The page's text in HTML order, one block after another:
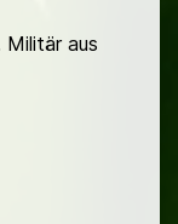
aus